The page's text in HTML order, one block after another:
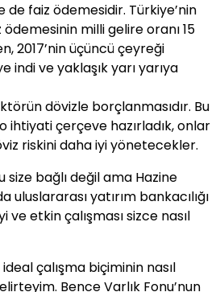
faiz ödemesidir. Türkiye’nin
milli gelire oranı 15
2017’nin üçüncü çeyreği
indi ve yaklaşık yarı yarıya
dövizle borçlanmasıdır. Bu
ihtiyati çerçeve hazırladık, onlar
riskini daha iyi yönetecekler.
size bağlı değil ama Hazine
uluslararası yatırım bankacılığı
ve etkin çalışması sizce nasıl
çalışma biçiminin nasıl
Bence Varlık Fonu’nun